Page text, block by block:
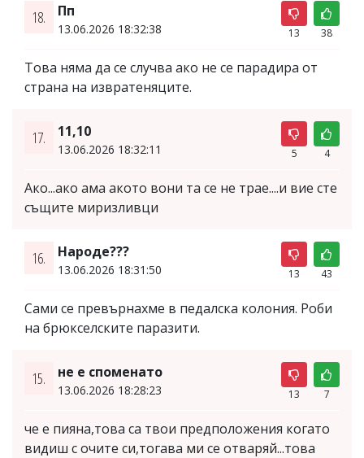
18. Пп
13.06.2026 18:32:38 13 38
Това няма да се случва ако не се парадира от
страна на извратеняците.
17. 11,10
13.06.2026 18:32:11 5 4
Ако...ако ама акото вони та се не трае....и вие сте
същите миризливци
16. Народе???
13.06.2026 18:31:50 13 43
Сами се превърнахме в педалска колония. Роби
на брюкселските паразити.
15. не е споменато
13.06.2026 18:28:23 13 7
че е пияна,това са твои предположения когато
видиш с очите си,тогава ми се отваряй...това